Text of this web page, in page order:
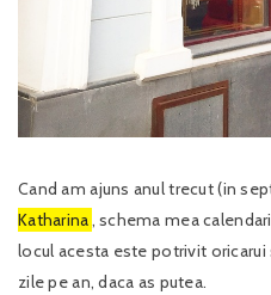
Cand am ajuns anul trecut (in
Katharina, schema mea
locul acesta este potrivit
zile pe an, daca as putea.